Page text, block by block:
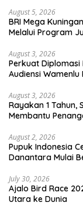
August 5, 2026
BRI Mega
Melalui Program
August 3, 2026
Perkuat Diplomasi
Audiensi Wamenlu
August 3, 2026
Rayakan 1 Tahun,
Membantu
August 2, 2026
Pupuk Indonesia
Danantara Mulai
July 30, 2026
Ajalo Bird Race
Utara ke Dunia